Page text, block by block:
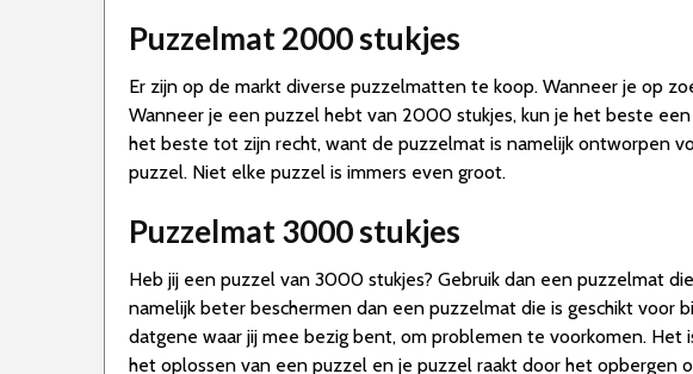
Puzzelmat 2000 stukjes
Er zijn op de markt diverse puzzelmatten te koop. Wanneer je op
Wanneer je een puzzel hebt van 2000 stukjes, kun je het beste
het beste tot zijn recht, want de puzzelmat is namelijk ontworpen
puzzel. Niet elke puzzel is immers even groot.
Puzzelmat 3000 stukjes
Heb jij een puzzel van 3000 stukjes? Gebruik dan een puzzelmat
namelijk beter beschermen dan een puzzelmat die is geschikt
datgene waar jij mee bezig bent, om problemen te voorkomen.
het oplossen van een puzzel en je puzzel raakt door het opbergen